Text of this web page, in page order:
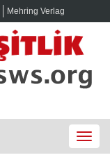
Mehring Verlag
Toggle